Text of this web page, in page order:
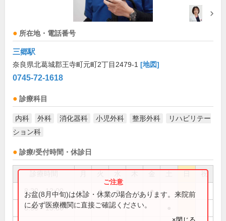
所在地・電話番号
三郷駅
奈良県北葛城郡王寺町元町2丁目2479-1 [地図]
0745-72-1618
診療科目
内科 外科 消化器科 小児外科 整形外科
リハビリテー
ション科
診療/受付時間・休診日
祝
8:30～12:00 ● ● ● ●
8:30～13:00
お盆(8月中旬)は休診・休業の場合があります。来院前
に必ず医療機関に直接ご確認ください。
×閉じる